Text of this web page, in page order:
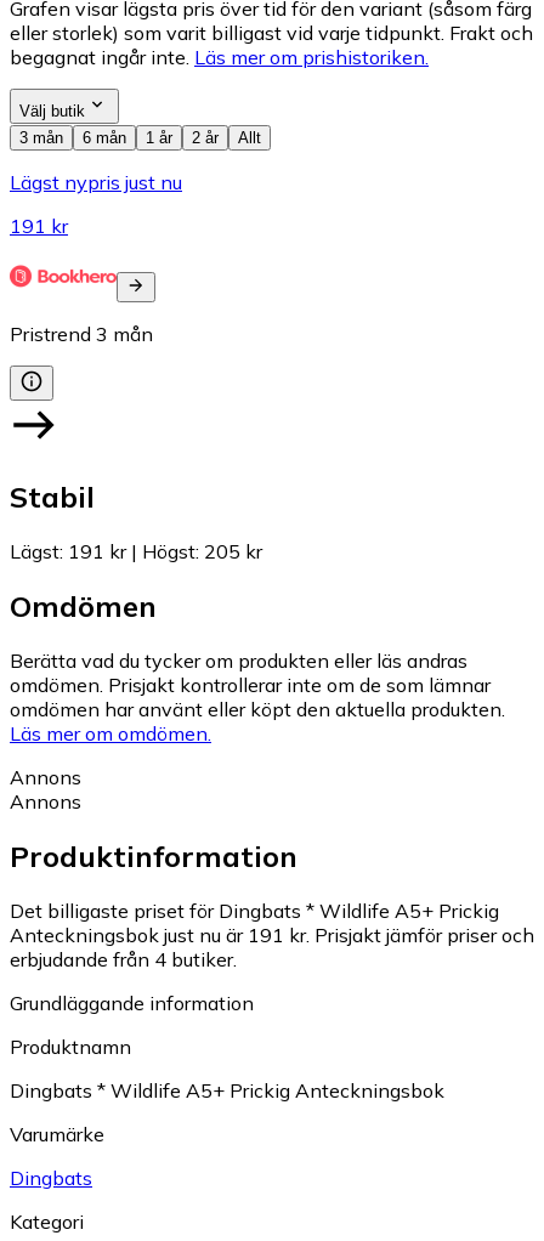
Grafen visar lägsta pris över tid för den variant (såsom färg
eller storlek) som varit billigast vid varje tidpunkt. Frakt och
begagnat ingår inte. Läs mer om prishistoriken.
Välj butik
3 mån
6 mån 1 år 2 år Allt
Lägst nypris just nu
191 kr
Pristrend 3 mån
Stabil
Lägst: 191 kr| Högst: 205 kr
Omdömen
Berätta vad du tycker om produkten eller läs andras
omdömen. Prisjakt kontrollerar inte om de som lämnar
omdömen har använt eller köpt den aktuella produkten.
Läs mer om omdömen.
Annons
Annons
Produktinformation
Det billigaste priset för Dingbats * Wildlife A5+ Prickig
Anteckningsbok just nu är 191 kr. Prisjakt jämför priser och
erbjudande från 4 butiker.
Grundläggande information
Produktnamn
Dingbats * Wildlife A5+ Prickig Anteckningsbok
Varumärke
Dingbats
Kategori